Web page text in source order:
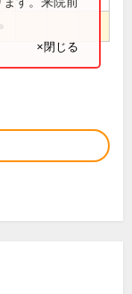
×閉じる